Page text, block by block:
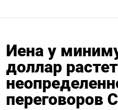
Иена у
доллар
переговоров